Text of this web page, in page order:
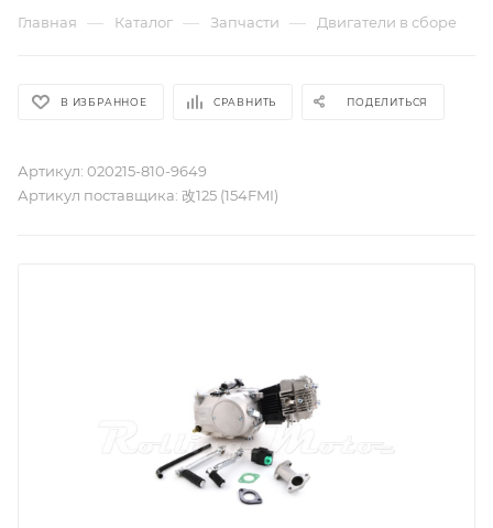
Главная — Каталог — Запчасти — Двигатели в сборе
В ИЗБРАННОЕ СРАВНИТЬ ПОДЕЛИТЬСЯ
Артикул: 020215-810-9649
Артикул поставщика: 改125 (154FMI)